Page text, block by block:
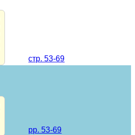
стр. 53-69
pp. 53-69